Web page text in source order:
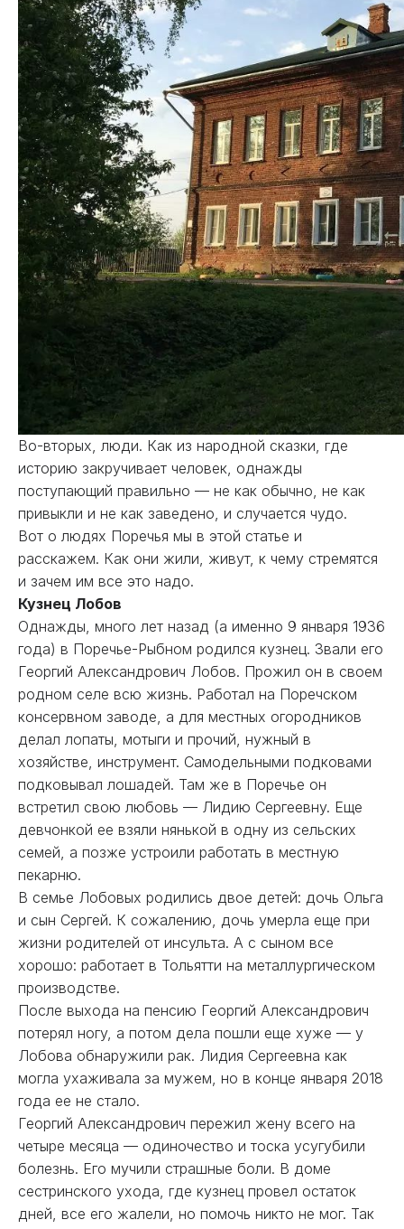
Во-вторых, люди. Как из народной сказки, где
историю закручивает человек, однажды
поступающий правильно — не как обычно, не как
привыкли и не как заведено, и случается чудо.
Вот о людях Поречья мы в этой статье и
расскажем. Как они жили, живут, к чему стремятся
и зачем им все это надо.
Кузнец Лобов
Однажды, много лет назад (а именно 9 января 1936
года) в Поречье-Рыбном родился кузнец. Звали его
Георгий Александрович Лобов. Прожил он в своем
родном селе всю жизнь. Работал на Поречском
консервном заводе, а для местных огородников
делал лопаты, мотыги и прочий, нужный в
хозяйстве, инструмент. Самодельными подковами
подковывал лошадей. Там же в Поречье он
встретил свою любовь — Лидию Сергеевну. Еще
девчонкой ее взяли нянькой в одну из сельских
семей, а позже устроили работать в местную
пекарню.
В семье Лобовых родились двое детей: дочь Ольга
и сын Сергей. К сожалению, дочь умерла еще при
жизни родителей от инсульта. А с сыном все
хорошо: работает в Тольятти на металлургическом
производстве.
После выхода на пенсию Георгий Александрович
потерял ногу, а потом дела пошли еще хуже — у
Лобова обнаружили рак. Лидия Сергеевна как
могла ухаживала за мужем, но в конце января 2018
года ее не стало.
Георгий Александрович пережил жену всего на
четыре месяца — одиночество и тоска усугубили
болезнь. Его мучили страшные боли. В доме
сестринского ухода, где кузнец провел остаток
дней, все его жалели, но помочь никто не мог. Так